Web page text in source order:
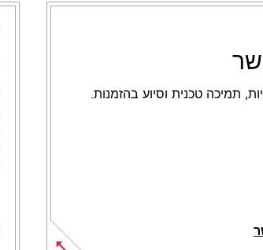
תמיכה טכנית וסיוע בהזמנות.